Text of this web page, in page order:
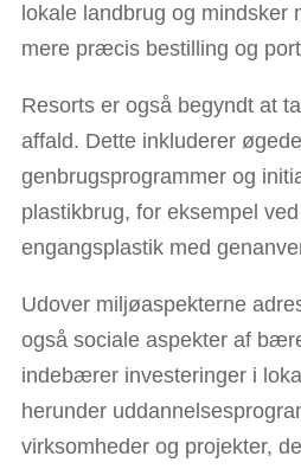
lokale landbrug og mindsker
mere præcis bestilling og
Resorts er også begyndt at
affald. Dette inkluderer øgede
genbrugsprogrammer og
plastikbrug, for eksempel
engangsplastik med
Udover miljøaspekterne
også sociale aspekter af
indebærer investeringer i
herunder
virksomheder og projekter,